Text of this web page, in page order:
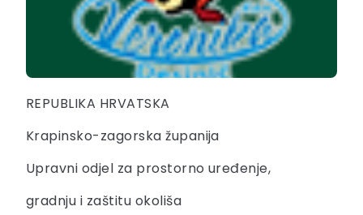
REPUBLIKA HRVATSKA
Krapinsko-zagorska županija
Upravni odjel za prostorno uređenje,
gradnju i zaštitu okoliša